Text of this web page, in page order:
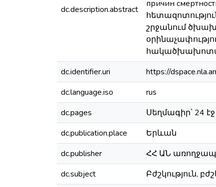
dc.description.abstract
причин
շրջանում
dc.identifier.uri
https://
dc.language.iso
rus
dc.pages
Սեղմագիր՝ 24 էջ
dc.publication.place
Երևան
dc.publisher
ՀՀ ԱՆ
dc.subject
Բժշկություն,